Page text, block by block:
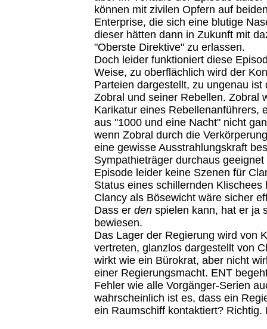
können mit zivilen Opfern auf
Enterprise, die sich eine blutige
dieser hätten dann in Zukunft mit
"Oberste Direktive" zu erlassen.
Doch leider funktioniert diese
Weise, zu oberflächlich wird der
Parteien dargestellt, zu ungenau ist
Zobral und seiner Rebellen. Zobral
Karikatur eines Rebellenanführers,
aus "1000 und eine Nacht" nicht
wenn Zobral durch die
eine gewisse Ausstrahlungskraft
Sympathieträger durchaus
Episode leider keine Szenen für
Status eines schillernden Klischees
Clancy als Bösewicht wäre sicher
Dass er denspielen kann, hat er ja
bewiesen.
Das Lager der Regierung wird von
vertreten, glanzlos dargestellt von
wirkt wie ein Bürokrat, aber nicht
einer Regierungsmacht. ENT
Fehler wie alle Vorgänger-Serien
wahrscheinlich ist es, dass ein
ein Raumschiff kontaktiert? Richtig.